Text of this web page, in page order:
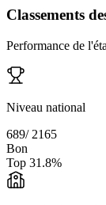
Classements
Performance de
Niveau national
689/ 2165
Bon
Top 31.8%